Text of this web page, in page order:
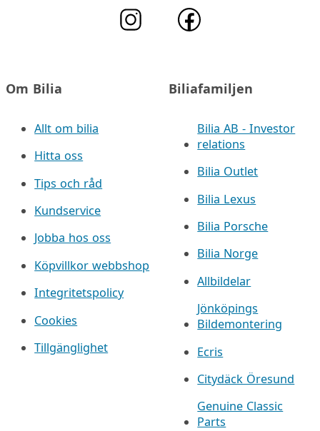
Om Bilia
Allt om bilia
Hitta oss
Tips och råd
Kundservice
Jobba hos oss
Köpvillkor webbshop
Integritetspolicy
Cookies
Tillgänglighet
Biliafamiljen
Bilia AB - Investor
relations
Bilia Outlet
Bilia Lexus
Bilia Porsche
Bilia Norge
Allbildelar
Jönköpings
Bildemontering
Ecris
Citydäck Öresund
Genuine Classic
Parts